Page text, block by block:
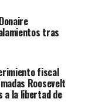
tras
fiscal
Roosevelt
a la libertad de